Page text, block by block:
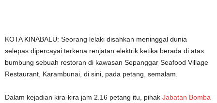
KOTA KINABALU: Seorang lelaki disahkan meninggal dunia
selepas dipercayai terkena renjatan elektrik ketika berada di atas
bumbung sebuah restoran di kawasan Sepanggar Seafood Village
Restaurant, Karambunai, di sini, pada petang, semalam.
Dalam kejadian kira-kira jam 2.16 petang itu, pihak Jabatan Bomba